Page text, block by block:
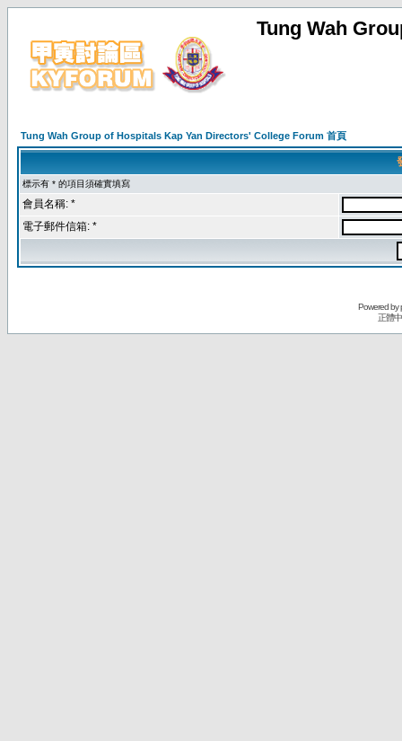
Tung Wah
Tung Wah Group of Hospitals Kap Yan Directors' College Forum 首頁
標示有 * 的項目須確實填寫
會員名稱: *
電子郵件信箱: *
Powered by
正體